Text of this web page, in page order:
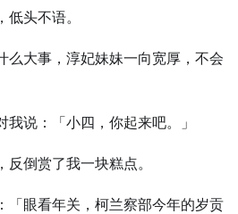
头不语。
么大事，淳妃妹妹一向宽厚，不会
说：「小四，你起来吧。」
倒赏了我一块糕点。
「眼看年关，柯兰察部今年的岁贡